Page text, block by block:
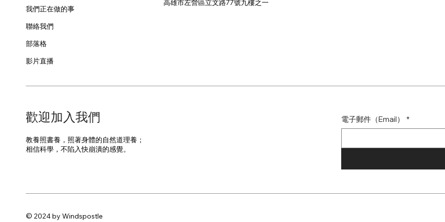
我們正在做的事
聯絡我們
部落格
影片直播
​高雄市左營區立文路77號九樓之一
​歡迎加入我們
教養照書養，照著身體的自然道理養；
​相信科學，不陷入快崩潰的感覺。
電子郵件（Email） *
© 2024 by Windspostle